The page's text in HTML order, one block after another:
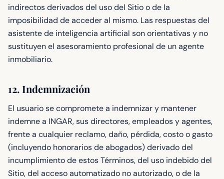
indirectos derivados del uso del Sitio o de la
imposibilidad de acceder al mismo. Las respuestas del
asistente de inteligencia artificial son orientativas y no
sustituyen el asesoramiento profesional de un agente
inmobiliario.
12. Indemnización
El usuario se compromete a indemnizar y mantener
indemne a INGAR, sus directores, empleados y agentes,
frente a cualquier reclamo, daño, pérdida, costo o gasto
(incluyendo honorarios de abogados) derivado del
incumplimiento de estos Términos, del uso indebido del
Sitio, del acceso automatizado no autorizado, o de la